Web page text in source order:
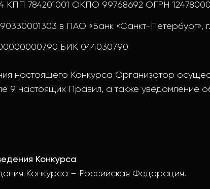
КПП 784201001 ОКПО 99768692 ОГРН
в ПАО «Банк «Санкт-Петербург»,
БИК 044030790
настоящего Конкурса Организатор
9 настоящих Правил, а также уведомление
Конкурса
Конкурса – Российская Федерация.